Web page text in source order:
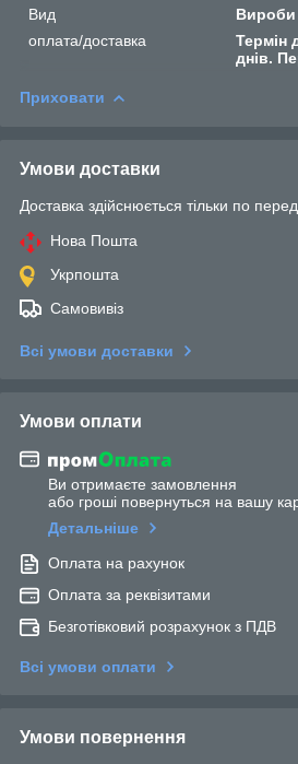
Вид
Вироби
оплата/доставка
Термін
днів.
Приховати
Умови доставки
Доставка здійснюється тільки по
Нова Пошта
Укрпошта
Самовивіз
Всі умови доставки
Умови оплати
Ви отримаєте замовлення
або гроші повернуться на вашу
Детальніше
Оплата на рахунок
Оплата за реквізитами
Безготівковий розрахунок з ПДВ
Всі умови оплати
Умови повернення